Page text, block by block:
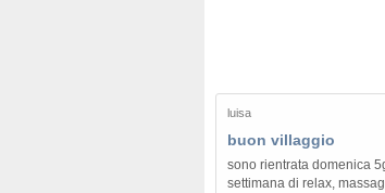
luisa
buon villaggio
sono rientrata domenica
settimana di relax,